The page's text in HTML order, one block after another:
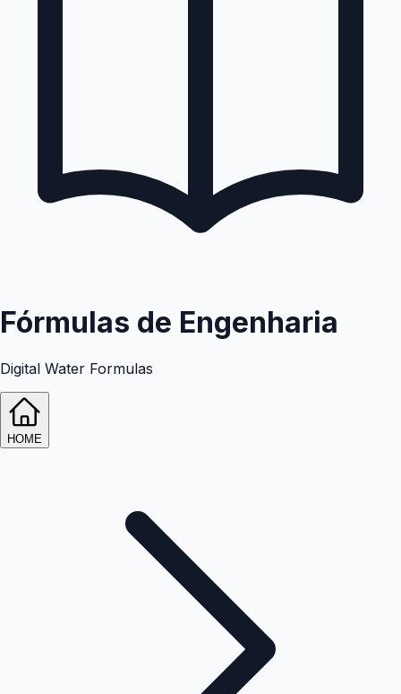
Fórmulas de Engenharia
Digital Water Formulas
HOME